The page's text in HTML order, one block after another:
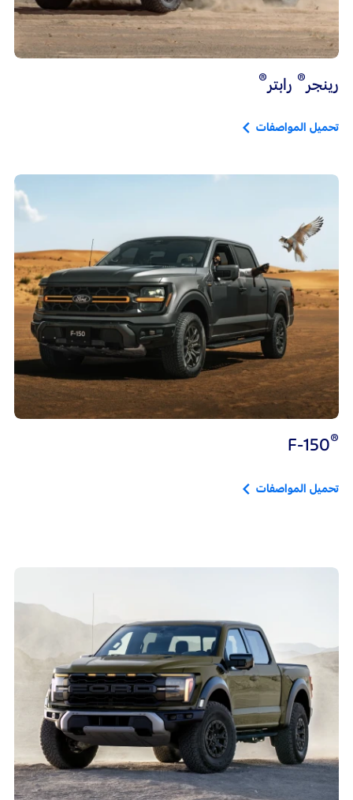
رينجر® رابتر®
تحميل المواصفات
®
F-150
تحميل المواصفات